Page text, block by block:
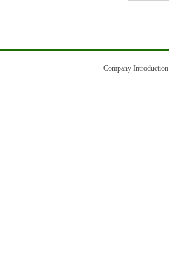
Company Introduction